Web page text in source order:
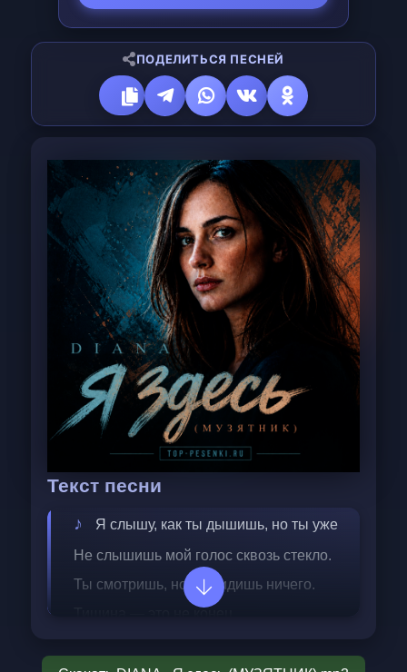
ПОДЕЛИТЬСЯ ПЕСНЕЙ
Текст песни
Я слышу, как ты дышишь, но ты уже
Не слышишь мой голос сквозь стекло.
Ты смотришь, но не видишь ничего.